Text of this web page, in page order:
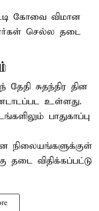
கோவை விமான
செல்ல தடை
தேதி சுதந்திர தின
உள்ளது.
பாதுகாப்பு
நிலையங்களுக்குள்
தடை விதிக்கப்பட்டு